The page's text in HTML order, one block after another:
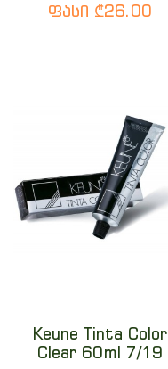
ფასი ₾26.00
Keune Tinta Color
Clear 60ml 7/19